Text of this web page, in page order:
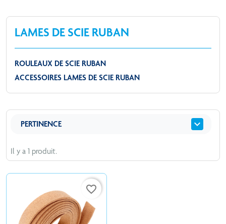
LAMES DE SCIE RUBAN
ROULEAUX DE SCIE RUBAN
ACCESSOIRES LAMES DE SCIE RUBAN
Il y a 1 produit.
PERTINENCE expand_more
favorite_border